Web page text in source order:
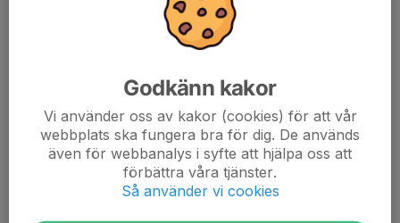
App: Mowl (Behövs i egen telefon för att se Watt/Rpm).
Kom gärna i god tid för genomgång av app/cykel.
Vid frånvaro glöm ej bort att avanmäla dig så andra får
möjlighet att fylla din plats.
Godkänn kakor
Vi använder oss av kakor (cookies) för att vår
webbplats ska fungera bra för dig. De används
även för webbanalys i syfte att hjälpa oss att
förbättra våra tjänster.
Så använder vi cookies